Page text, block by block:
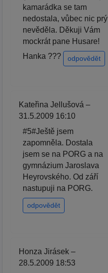
kamarádka se tam
nedostala, vůbec nic prý
nevěděla. Děkuji Vám
mockrát pane Husare!
Hanka ???
odpovědět
Kateřina Jellušová –
31.5.2009 16:10
#5#Ještě jsem
zapomněla. Dostala
jsem se na PORG a na
gymnázium Jaroslava
Heyrovského. Od září
nastupuji na PORG.
odpovědět
Honza Jirásek –
28.5.2009 18:53